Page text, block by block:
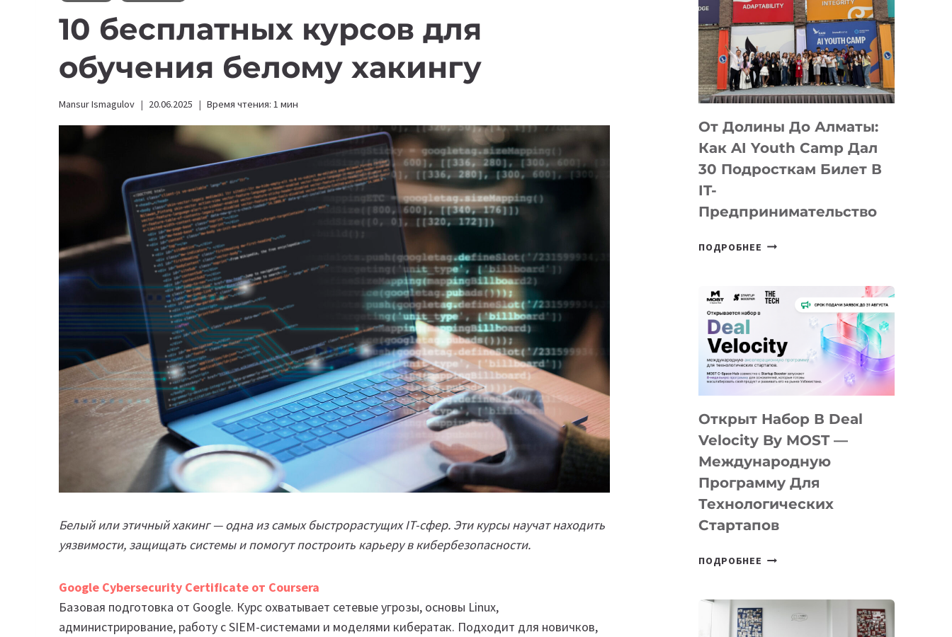
10 бесплатных курсов для
обучения белому хакингу
Mansur Ismagulov 20.06.2025 Время чтения: 1 мин
Белый или этичный хакинг — одна из самых быстрорастущих IT-сфер. Эти курсы научат находить
уязвимости, защищать системы и помогут построить карьеру в кибербезопасности.
Google Cybersecurity Certificate от Coursera
Базовая подготовка от Google. Курс охватывает сетевые угрозы, основы Linux,
администрирование, работу с SIEM-системами и моделями кибератак. Подходит для новичков,
От Долины До Алматы:
Как AI Youth Camp Дал
30 Подросткам Билет В
IT-
Предпринимательство
ПОДРОБНЕЕ ОТ
АЛМАТЫ:
YOUTH
CAMP
ДАЛ
ПОДРОСТКАМ
БИЛЕТ
IT-
ПРЕДПРИНИМАТЕЛЬСТВО
Открыт Набор В Deal
Velocity By MOST —
Международную
Программу Для
Технологических
Стартапов
ПОДРОБНЕЕ ОТКРЫТ
DEAL
VELOCITY